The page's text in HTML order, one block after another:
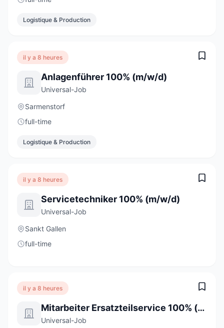
Logistique & Production
il y a 8 heures
Anlagenführer 100% (m/w/d)
Universal-Job
Sarmenstorf
full-time
Logistique & Production
il y a 8 heures
Servicetechniker 100% (m/w/d)
Universal-Job
Sankt Gallen
full-time
il y a 8 heures
Mitarbeiter Ersatzteilservice 100% (m/w/d)
Universal-Job